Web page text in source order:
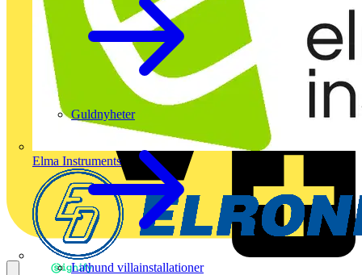
Elma Instruments
Guldnyheter
Lathund villainstallationer